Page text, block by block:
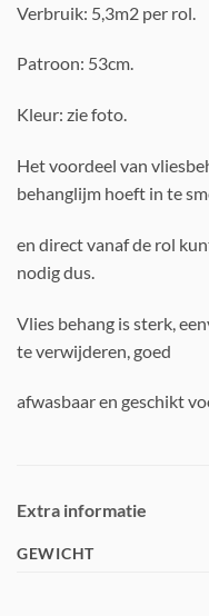
Verbruik: 5,3m2 per rol.
Patroon: 53cm.
Kleur: zie foto.
Het voordeel van
behanglijm hoeft in te
en direct vanaf de rol
nodig dus.
Vlies behang is sterk,
te verwijderen, goed
afwasbaar en geschikt
Extra informatie
GEWICHT